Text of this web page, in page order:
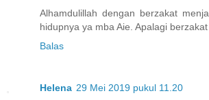
Alhamdulillah dengan berzakat
hidupnya ya mba Aie. Apalagi
Balas
Helena 29 Mei 2019 pukul 11.20